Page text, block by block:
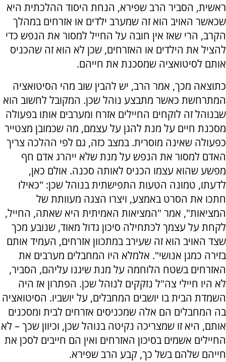
ראשית, הסביר הרב שפירא, הנחת היסוד ההלכתית היא
שכאשר האויב הוא זה שמערב ילדים או אזרחים במהלך
הקרב, הרי שאז אין חובה על החייל למסור את הנפש כדי
להציל את הילדים או האזרחים, שכן לא הוא זה שהכניס
אותם לסיטואציה שמסכנת את חייהם.
כתוצאה מכך, אמר הרב, יש להבין שוב מהי הסיטואציה
המתרחשת כאשר מתבצע נוהל שכן. המקובל לחשוב הוא
שבנוהל זה לוקחים החיילים אזרח ומערבים אותו בפעולה
מסכנת חיים על מנת להגן על עצמם, מה שכמובן מצטייר
כפעולה שאינה מוסרית. במצב כזה, גם לפי ההלכה צריך
האדם למסור את הנפש על מנת שלא ייהרג אדם חף
מפשע שהוא עצמו הכניס לאותה סכנה. אולם כאן,
לדעתו, טמונה הטעות התפישתית בנוהל שכן: "כאילו
חתכו את הסרט באמצע, ויצרו הצגה מעוותת של
המציאות", אמר "המציאות האמיתית היא שאתה, החייל,
לקחת על עצמך לכתחילה סיכון גדול מאוד, שנובע מכך
שצד האויב הוא זה שעירב במתכוון אזרחים, העמיד אותם
בזירה כמגן אנושי". אלמלא היו המחבלים מערבים את
האזרחים בשטח הלוחמה על מנת שיגנו עליהם, הסביר,
לא היו חיילי צה"ל נזקקים לנוהל שכן. הפתרון אז היה
השמדת הבית בו יושבים המחבלים, על יושביו. הסיטואציה
בה המחבלים הם אלה שמכניסים אזרחים לבית ומסכנים
אותם, היא זו שמצריכה נקיטה בנוהל שכן, וכיוון שכך – לא
החיילים אשמים בסיכון האזרחים ואין הם חייבים לסכן את
חייהם שלהם בשל כך, קבע הרב שפירא.